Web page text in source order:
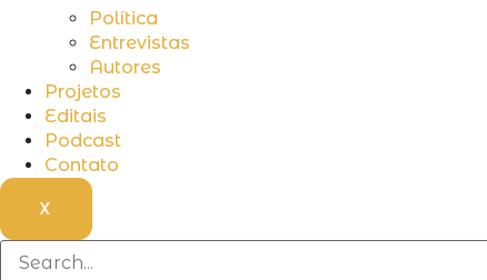
Política
Entrevistas
Autores
Projetos
Editais
Podcast
Contato
X